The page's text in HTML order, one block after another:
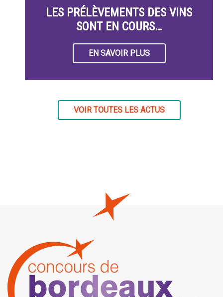
LES PRÉLÈVEMENTS DES VINS
SONT EN COURS…
EN SAVOIR PLUS
VOIR TOUTES LES ACTUS